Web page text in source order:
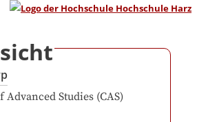
Studies (CAS)